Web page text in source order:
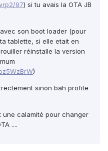
97) si tu avais la OTA JB
son boot loader (pour
tablette, si elle etait en
réinstalle la version
)
sinon bah profite
une calamité pour changer
....